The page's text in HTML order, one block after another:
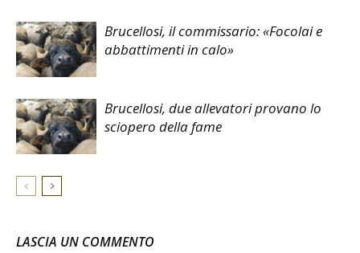
Brucellosi, il commissario: «Focolai e
abbattimenti in calo»
Brucellosi, due allevatori provano lo
sciopero della fame
LASCIA UN COMMENTO